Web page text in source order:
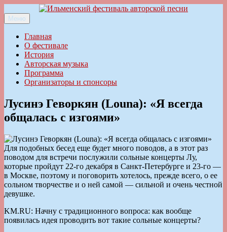
к
содержимому
Ильменский фестиваль авторской песни
Меню
Главная
О фестивале
История
Авторская музыка
Программа
Организаторы и спонсоры
Лусинэ Геворкян (Louna): «Я всегда
общалась с изгоями»
Для подобных бесед еще будет много поводов, а в этот раз
поводом для встречи послужили сольные концерты Лу,
которые пройдут 22-го декабря в Санкт-Петербурге и 23-го —
в Москве, поэтому и поговорить хотелось, прежде всего, о ее
сольном творчестве и о ней самой — сильной и очень честной
девушке.
KM.RU: Начну с традиционного вопроса: как вообще
появилась идея проводить вот такие сольные концерты?